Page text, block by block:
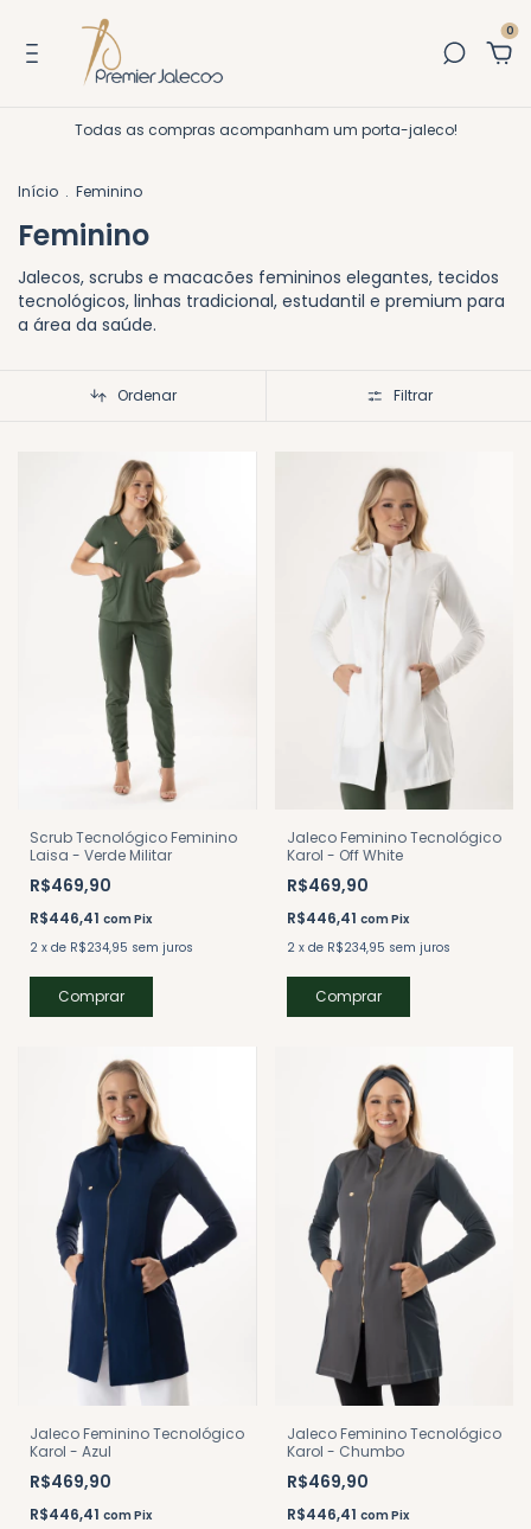
0
Todas as compras acompanham um porta-jaleco!
Início . Feminino
Feminino
Jalecos, scrubs e macacões femininos elegantes, tecidos
tecnológicos, linhas tradicional, estudantil e premium para
a área da saúde.
Ordenar Filtrar
Scrub Tecnológico Feminino
Laisa - Verde Militar
R$469,90
R$446,41 comPix
2 x de R$234,95 sem juros
Comprar
Jaleco Feminino Tecnológico
Karol - Off White
R$469,90
R$446,41 comPix
2 x de R$234,95 sem juros
Comprar
Jaleco Feminino Tecnológico
Karol - Azul
R$469,90
R$446,41 comPix
Jaleco Feminino Tecnológico
Karol - Chumbo
R$469,90
R$446,41 comPix